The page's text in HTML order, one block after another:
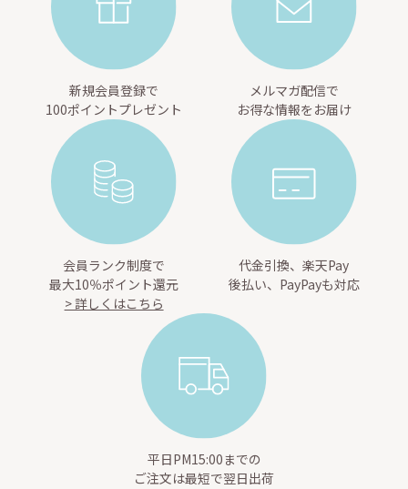
新規会員登録で
100ポイントプレゼント
メルマガ配信で
お得な情報をお届け
会員ランク制度で
最大10％ポイント還元
> 詳しくはこちら
代金引換、楽天Pay
後払い、PayPayも対応
平日PM15:00までの
ご注文は最短で翌日出荷